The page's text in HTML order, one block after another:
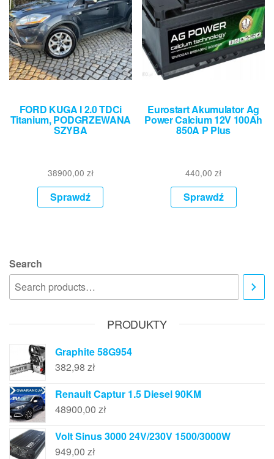
FORD KUGA I 2.0 TDCi
Titanium, PODGRZEWANA
SZYBA
38900,00 zł
Sprawdź
Eurostart Akumulator Ag
Power Calcium 12V 100Ah
850A P Plus
440,00zł
Sprawdź
Search
PRODUKTY
Graphite 58G954
382,98 zł
Renault Captur 1.5 Diesel 90KM
48900,00 zł
Volt Sinus 3000 24V/230V 1500/3000W
949,00 zł